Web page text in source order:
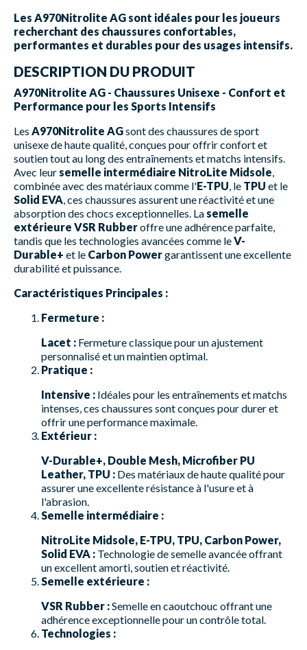
Les A970Nitrolite AG sont idéales pour les joueurs
recherchant des chaussures confortables,
performantes et durables pour des usages intensifs.
DESCRIPTION DU PRODUIT
A970Nitrolite AG - Chaussures Unisexe - Confort et
Performance pour les Sports Intensifs
Les A970Nitrolite AGsont des chaussures de sport
unisexe de haute qualité, conçues pour offrir confort et
soutien tout au long des entraînements et matchs intensifs.
Avec leur semelle intermédiaire NitroLite Midsole
combinée avec des matériaux comme l'E-TPU , le TPU et le
Solid EVA , ces chaussures assurent une réactivité et une
absorption des chocs exceptionnelles. La semelle
extérieure VSR Rubberoffre une adhérence parfaite,
tandis que les technologies avancées comme leV-
Durable+ et le Carbon Powergarantissent une excellente
durabilité et puissance.
Caractéristiques Principales :
Fermeture :
Lacet : Fermeture classique pour un ajustement
personnalisé et un maintien optimal.
Pratique :
Intensive : Idéales pour les entraînements et matchs
intenses, ces chaussures sont conçues pour durer et
offrir une performance maximale.
Extérieur :
V-Durable+, Double Mesh, Microfiber PU
Leather, TPU : Des matériaux de haute qualité pour
assurer une excellente résistance à l'usure et à
l'abrasion.
Semelle intermédiaire :
NitroLite Midsole, E-TPU, TPU, Carbon Power,
Solid EVA : Technologie de semelle avancée offrant
un excellent amorti, soutien et réactivité.
Semelle extérieure :
VSR Rubber :Semelle en caoutchouc offrant une
adhérence exceptionnelle pour un contrôle total.
Technologies :